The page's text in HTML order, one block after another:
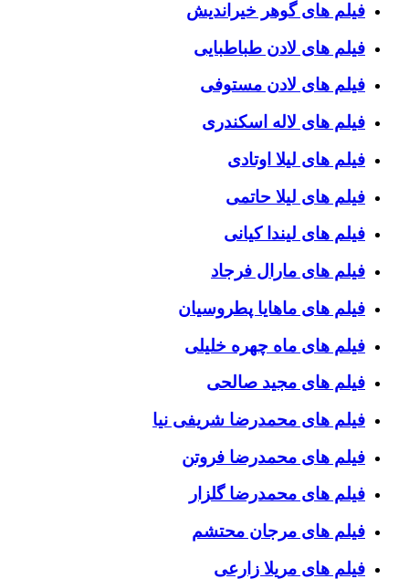
فیلم های گوهر خیراندیش
فیلم های لادن طباطبایی
فیلم های لادن مستوفی
فیلم های لاله اسکندری
فیلم های لیلا اوتادی
فیلم های لیلا حاتمی
فیلم های لیندا کیانی
فیلم های مارال فرجاد
فیلم های ماهایا پطروسیان
فیلم های ماه چهره خلیلی
فیلم های مجید صالحی
فیلم های محمدرضا شریفی نیا
فیلم های محمدرضا فروتن
فیلم های محمدرضا گلزار
فیلم های مرجان محتشم
فیلم های مریلا زارعی